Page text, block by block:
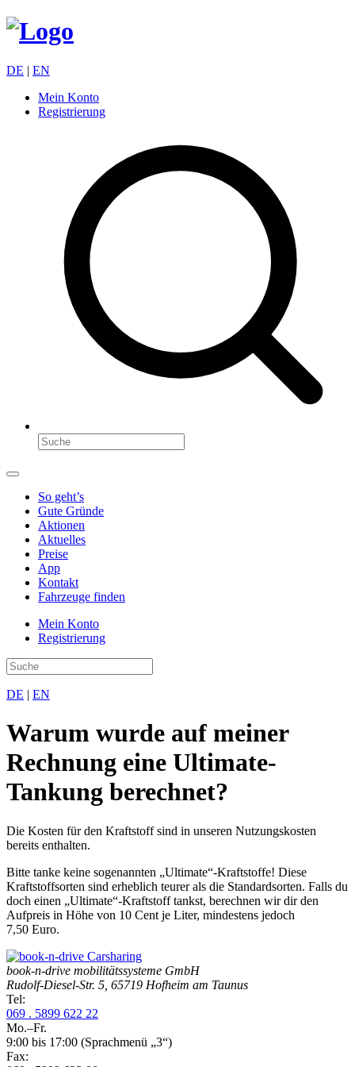
DE | EN
Mein Konto
Registrierung
So geht’s
Gute Gründe
Aktionen
Aktuelles
Preise
App
Kontakt
Fahrzeuge finden
Mein Konto
Registrierung
DE | EN
Warum wurde auf meiner
Rechnung eine Ultimate-
Tankung berechnet?
Die Kosten für den Kraftstoff sind in unseren Nutzungskosten
bereits enthalten.
Bitte tanke keine sogenannten „Ultimate“-Kraftstoffe! Diese
Kraftstoffsorten sind erheblich teurer als die Standardsorten. Falls du
doch einen „Ultimate“-Kraftstoff tankst, berechnen wir dir den
Aufpreis in Höhe von 10 Cent je Liter, mindestens jedoch
7,50 Euro.
book-n-drive mobilitätssysteme GmbH
Rudolf-Diesel-Str. 5, 65719 Hofheim am Taunus
Tel:
069 . 5899 622 22
Mo.–Fr.
9:00 bis 17:00 (Sprachmenü „3“)
Fax: